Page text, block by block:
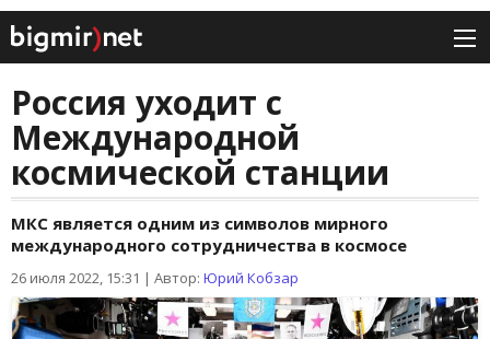
Россия уходит с
Международной
космической станции
МКС является одним из символов мирного
международного сотрудничества в космосе
26 июля 2022, 15:31 | Автор: Юрий Кобзар